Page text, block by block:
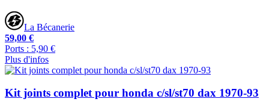
La Bécanerie
59,00 €
Ports : 5,90 €
Plus d'infos
Kit joints complet pour honda c/sl/st70 dax 1970-93